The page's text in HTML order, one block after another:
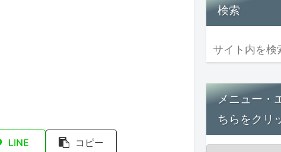
LINE コピー
検索
メニュー・
ちらをクリ